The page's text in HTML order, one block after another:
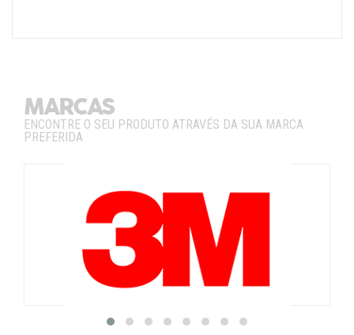
MARCAS
ENCONTRE O SEU PRODUTO ATRAVÉS DA SUA MARCA
PREFERIDA